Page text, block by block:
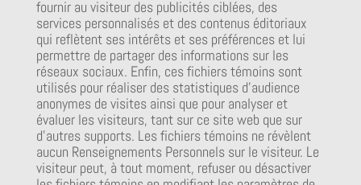
fournir au visiteur des publicités ciblées, des
services personnalisés et des contenus éditoriaux
qui reflètent ses intérêts et ses préférences et lui
permettre de partager des informations sur les
réseaux sociaux. Enfin, ces fichiers témoins sont
utilisés pour réaliser des statistiques d’audience
anonymes de visites ainsi que pour analyser et
évaluer les visiteurs, tant sur ce site web que sur
d’autres supports. Les fichiers témoins ne révèlent
aucun Renseignements Personnels sur le visiteur. Le
visiteur peut, à tout moment, refuser ou désactiver